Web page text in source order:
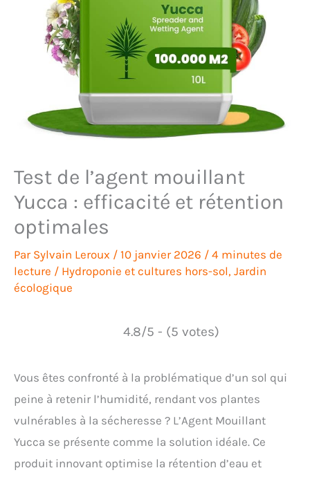
Test de l’agent mouillant
Yucca : efficacité et rétention
optimales
Par Sylvain Leroux / 10 janvier 2026 / 4 minutes de
lecture / Hydroponie et cultures hors-sol, Jardin
écologique
4.8/5 - (5 votes)
Vous êtes confronté à la problématique d’un sol qui
peine à retenir l’humidité, rendant vos plantes
vulnérables à la sécheresse ? L’Agent Mouillant
Yucca se présente comme la solution idéale. Ce
produit innovant optimise la rétention d’eau et